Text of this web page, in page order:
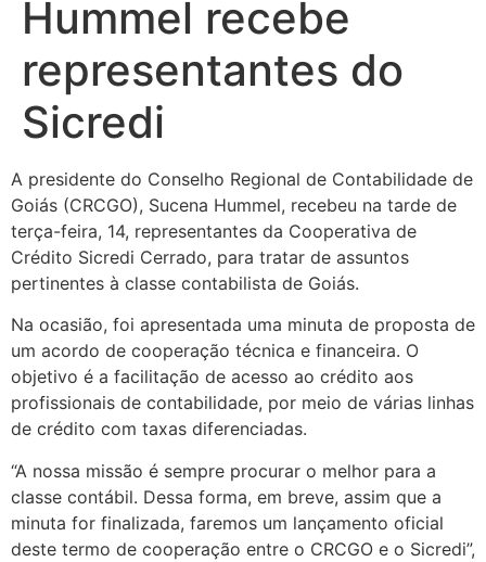
Hummel recebe
representantes do
Sicredi
A presidente do Conselho Regional de Contabilidade de
Goiás (CRCGO), Sucena Hummel, recebeu na tarde de
terça-feira, 14, representantes da Cooperativa de
Crédito Sicredi Cerrado, para tratar de assuntos
pertinentes à classe contabilista de Goiás.
Na ocasião, foi apresentada uma minuta de proposta de
um acordo de cooperação técnica e financeira. O
objetivo é a facilitação de acesso ao crédito aos
profissionais de contabilidade, por meio de várias linhas
de crédito com taxas diferenciadas.
“A nossa missão é sempre procurar o melhor para a
classe contábil. Dessa forma, em breve, assim que a
minuta for finalizada, faremos um lançamento oficial
deste termo de cooperação entre o CRCGO e o Sicredi”,